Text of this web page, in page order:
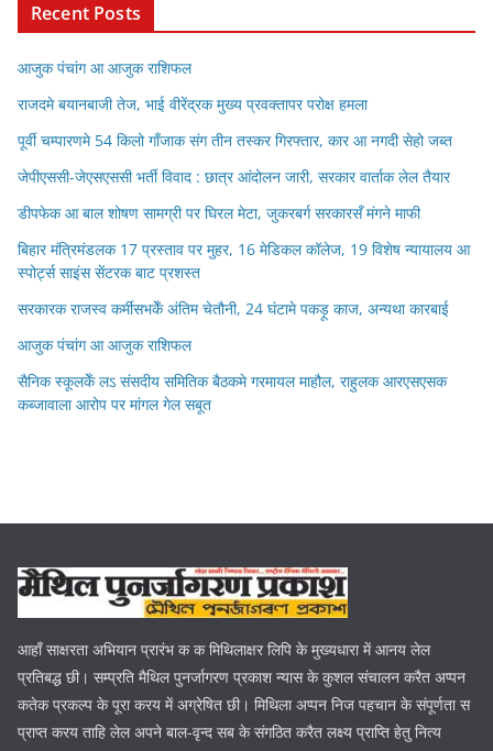
Recent Posts
आजुक पंचांग आ आजुक राशिफल
राजदमे बयानबाजी तेज, भाई वीरेंद्रक मुख्य प्रवक्तापर परोक्ष हमला
पूर्वी चम्पारणमे 54 किलो गाँजाक संग तीन तस्कर गिरफ्तार, कार आ नगदी सेहो जब्त
जेपीएससी-जेएसएससी भर्ती विवाद : छात्र आंदोलन जारी, सरकार वार्ताक लेल तैयार
डीपफेक आ बाल शोषण सामग्री पर घिरल मेटा, जुकरबर्ग सरकारसँ मंगने माफी
बिहार मंत्रिमंडलक 17 प्रस्ताव पर मुहर, 16 मेडिकल कॉलेज, 19 विशेष न्यायालय आ
स्पोर्ट्स साइंस सेंटरक बाट प्रशस्त
सरकारक राजस्व कर्मीसभकेँ अंतिम चेतौनी, 24 घंटामे पकड़ू काज, अन्यथा कारबाई
आजुक पंचांग आ आजुक राशिफल
सैनिक स्कूलकेँ लऽ संसदीय समितिक बैठकमे गरमायल माहौल, राहुलक आरएसएसक
कब्जावाला आरोप पर मांगल गेल सबूत
आहाँ साक्षरता अभियान प्रारंभ क क मिथिलाक्षर लिपि के मुख्यधारा में आनय लेल
प्रतिबद्ध छी। सम्प्रति मैथिल पुनर्जागरण प्रकाश न्यास के कुशल संचालन करैत अप्पन
कतेक प्रकल्प के पूरा करय में अग्रेषित छी। मिथिला अप्पन निज पहचान के संपूर्णता स
प्राप्त करय ताहि लेल अपने बाल-वृन्द सब के संगठित करैत लक्ष्य प्राप्ति हेतु नित्य